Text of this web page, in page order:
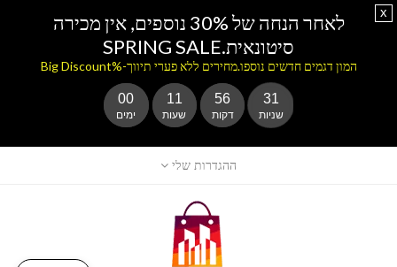
ההגדרות שלי
לאחר הנחה של 30% נוספים, אין מכירה
סיטונאית.SPRING SALE
המון דגמים חדשים נוספו.מחירים ללא פערי תיווך-%Big Discount
00
ימים
11
שעות
56
דקות
31
שניות
x